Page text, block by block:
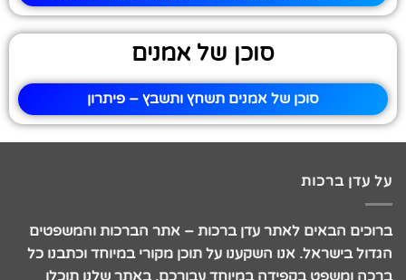
סוכן של אמנים
סוכן של אמנים תשחץ ותשבץ – פיתרון
על עדן ברכות
ברוכים הבאים לאתר עדן ברכות – אתר הברכות והמשפטים
הגדול בישראל. אנו השקענו על תוכן מקורי במיוחד וכתבנו כל
ברכה ומשפט בקפידה במיוחד עבורכם. באתר שלנו תוכלו